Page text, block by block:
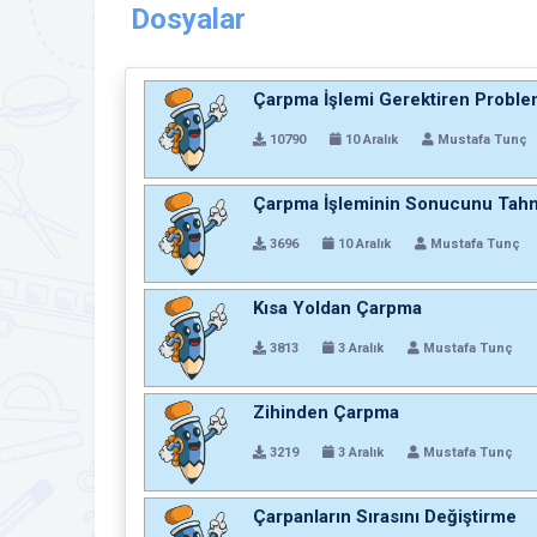
Dosyalar
Çarpma İşlemi Gerektiren
10790 10 Aralık Mustafa Tunç
Çarpma İşleminin Sonucunu
3696 10 Aralık Mustafa Tunç
Kısa Yoldan Çarpma
3813 3 Aralık Mustafa Tunç
Zihinden Çarpma
3219 3 Aralık Mustafa Tunç
Çarpanların Sırasını Değiştirme